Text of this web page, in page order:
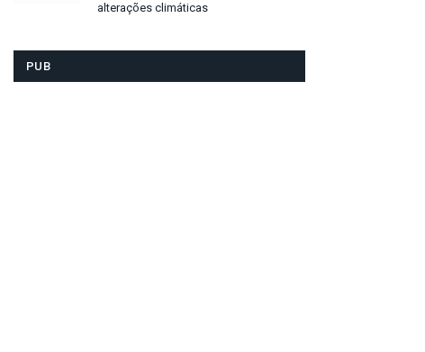
alterações climáticas
PUB